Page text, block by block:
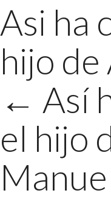
Asi ha
hijo de
← Así
el hijo